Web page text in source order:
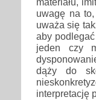
uwagę na
uważa się
aby
jeden czy
dąży do
interpretację